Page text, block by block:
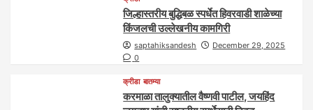
जिल्हास्तरीय बुद्धिबळ स्पर्धेत हिवरवाडी शाळेच्या
किंजलची उल्लेखनीय कामगिरी
saptahiksandesh
December 29, 2025
0
क्रीडा बातम्या
करमाळा तालुक्यातील वैष्णवी पाटील, जयहिंद